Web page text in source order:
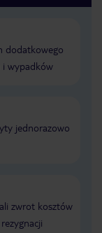
dodatkowego
i wypadków
jednorazowo
zwrot kosztów